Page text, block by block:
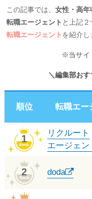
この記事では、女性・高年
転職エージェント と上記
転職エージェント を紹介し
※当サイ
＼編集部お
順位 転職エー
1
リクルート
エージェン
2 doda